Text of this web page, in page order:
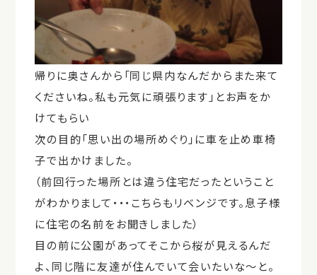
帰りに奥さんから「同じ県内なんだからまた来て
くださいね。私も元気に頑張ります」とお声をか
けてもらい
次の目的「思い出の場所めぐり」に車を止め車椅
子で出かけました。
（前回行った場所とは違う住宅だったということ
がわかりまして・・・こちらもリベンジです。息子様
に住宅の名前をお聞きしました）
目の前に公園があってそこから桜が見えるんだ
よ、同じ階に友達が住んでいて会いたいな～と。